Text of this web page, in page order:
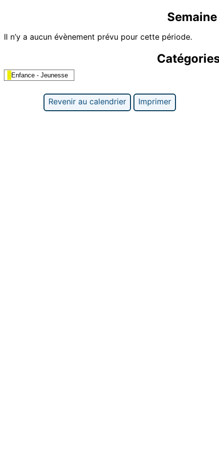
Il n’y a aucun évènement prévu pour cette période.
Enfance - Jeunesse
Revenir au calendrier Imprimer